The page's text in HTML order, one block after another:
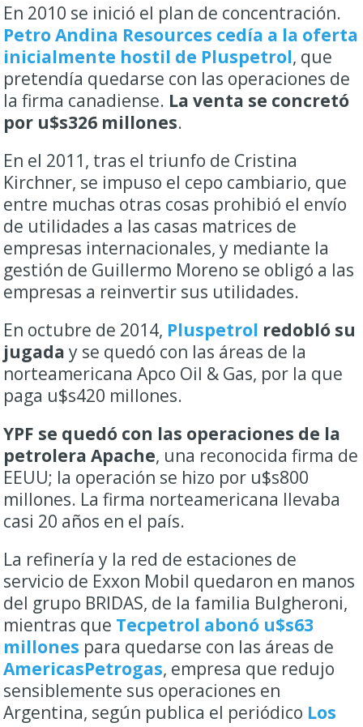
En 2010 se inició el plan de concentración.
Petro Andina Resources cedía a la oferta
inicialmente hostil de Pluspetrol, que
pretendía quedarse con las operaciones de
la firma canadiense. La venta se concretó
por u$s326 millones.
En el 2011, tras el triunfo de Cristina
Kirchner, se impuso el cepo cambiario, que
entre muchas otras cosas prohibió el envío
de utilidades a las casas matrices de
empresas internacionales, y mediante la
gestión de Guillermo Moreno se obligó a las
empresas a reinvertir sus utilidades.
En octubre de 2014, Pluspetrol redobló su
jugada y se quedó con las áreas de la
norteamericana Apco Oil & Gas, por la que
paga u$s420 millones.
YPF se quedó con las operaciones de la
petrolera Apache, una reconocida firma de
EEUU; la operación se hizo por u$s800
millones. La firma norteamericana llevaba
casi 20 años en el país.
La refinería y la red de estaciones de
servicio de Exxon Mobil quedaron en manos
del grupo BRIDAS, de la familia Bulgheroni,
mientras que Tecpetrol abonó u$s63
millones para quedarse con las áreas de
AmericasPetrogas, empresa que redujo
sensiblemente sus operaciones en
Argentina, según publica el periódico Los